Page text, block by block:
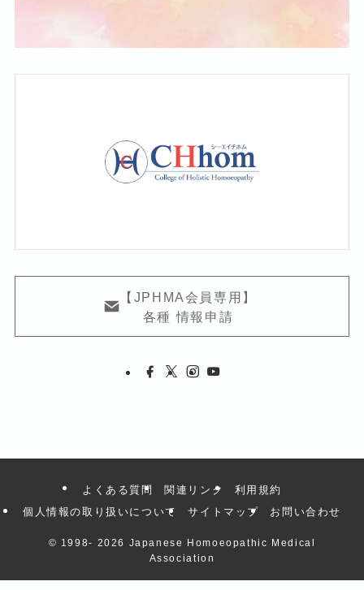
【JPHMA会員専用】
各種 情報申請
よくある質問 関連リンク
利用規約
個人情報の取り扱いについて
サイトマップ お問い合わせ
© 1998- 2026 Japanese Homoeopathic Medical
Association